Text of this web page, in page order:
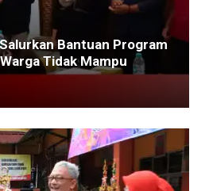
Bantuan Program
Tidak Mampu